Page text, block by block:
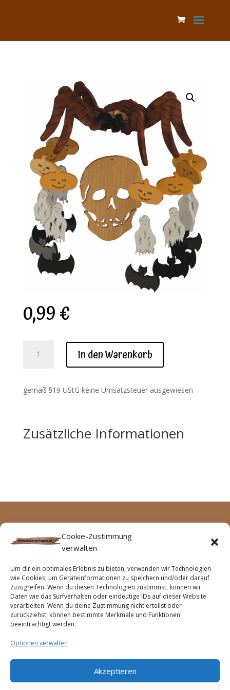
Cookie-Zustimmung
verwalten
Um dir ein optimales Erlebnis zu bieten, verwenden wir Technologien
wie Cookies, um Geräteinformationen zu speichern und/oder darauf
zuzugreifen. Wenn du diesen Technologien zustimmst, können wir
Daten wie das Surfverhalten oder eindeutige IDs auf dieser Website
verarbeiten. Wenn du deine Zustimmung nicht erteilst oder
zurückziehst, können bestimmte Merkmale und Funktionen
beeinträchtigt werden.
Optionen verwalten
Akzeptieren
0,99€
Spinne
In den Warenkorb
gemäß §19 UStG keine Umsatzsteuer ausgewiesen
Zusätzliche Informationen
Archive
Keine Archive zum Anzeigen.
Startseite
Impressum
Haftungsausschluss
Cookie-Richtlinie (EU)